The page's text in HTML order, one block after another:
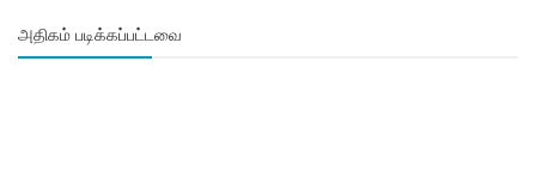
அதிகம் படிக்கப்பட்டவை